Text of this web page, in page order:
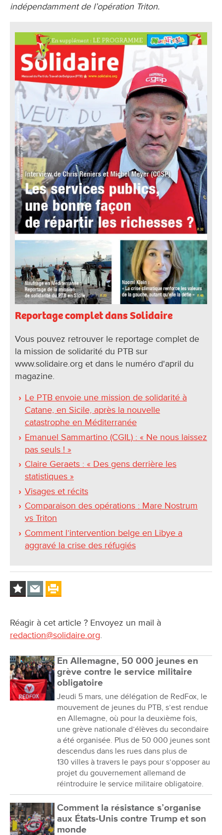
indépendamment de l’opération Triton.
Reportage complet dans Solidaire
Vous pouvez retrouver le reportage complet de
la mission de solidarité du PTB sur
www.solidaire.org et dans le numéro d'april du
magazine.
Le PTB envoie une mission de solidarité à
Catane, en Sicile, après la nouvelle
catastrophe en Méditerranée
Emanuel Sammartino (CGIL) : « Ne nous laissez
pas seuls ! »
Claire Geraets : « Des gens derrière les
statistiques »
Visages et récits
Comparaison des opérations : Mare Nostrum
vs Triton
Comment l’intervention belge en Libye a
aggravé la crise des réfugiés
Réagir à cet article ? Envoyez un mail à
redaction@solidaire.org.
En Allemagne, 50 000 jeunes en
grève contre le service militaire
obligatoire
Jeudi 5 mars, une délégation de RedFox, le
mouvement de jeunes du PTB, s’est rendue
en Allemagne, où pour la deuxième fois,
une grève nationale d’élèves du secondaire
a été organisée. Plus de 50 000 jeunes sont
descendus dans les rues dans plus de
130 villes à travers le pays pour s’opposer au
projet du gouvernement allemand de
réintroduire le service militaire obligatoire.
Comment la résistance s’organise
aux États-Unis contre Trump et son
monde